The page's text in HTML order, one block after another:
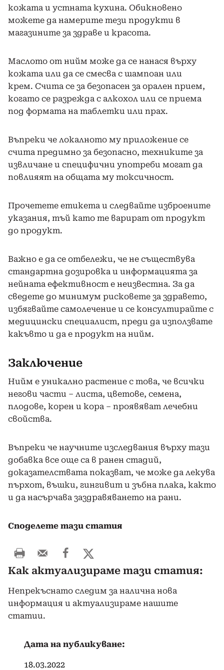
кожата и устната кухина. Обикновено
можете да намерите тези продукти в
магазините за здраве и красота.
Маслото от нийм може да се нанася върху
кожата или да се смесва с шампоан или
крем. Счита се за безопасен за орален прием,
когато се разрежда с алкохол или се приема
под формата на таблетки или прах.
Въпреки че локалното му приложение се
счита предимно за безопасно, техниките за
извличане и специфични употреби могат да
повлияят на общата му токсичност.
Прочетете етикета и следвайте изброените
указания, тъй като те варират от продукт
до продукт.
Важно е да се отбележи, че не съществува
стандартна дозировка и информацията за
нейната ефективност е неизвестна. За да
сведете до минимум рисковете за здравето,
избягвайте самолечение и се консултирайте с
медицински специалист, преди да използвате
какъвто и да е продукт на нийм.
Заключение
Нийм е уникално растение с това, че всички
негови части – листа, цветове, семена,
плодове, корен и кора – проявяват лечебни
свойства.
Въпреки че научните изследвания върху тази
добавка все още са в ранен стадий,
доказателствата показват, че може да лекува
пърхот, въшки, гингивит и зъбна плака, както
и да насърчава заздравяването на рани.
Споделете тази статия
Как актуализираме тази статия:
Непрекъснато следим за налична нова
информация и актуализираме нашите
статии.
Дата на публикуване:
18.03.2022